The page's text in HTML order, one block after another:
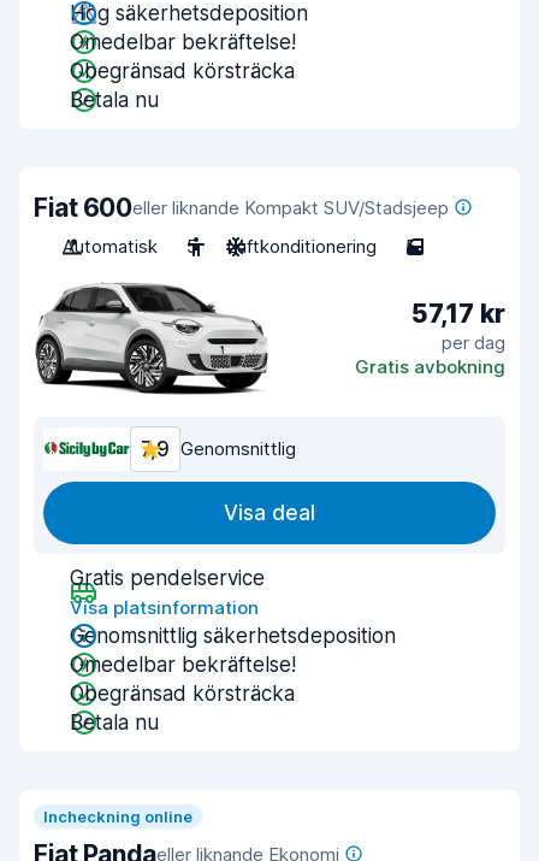
Hög säkerhetsdeposition
Omedelbar bekräftelse!
Obegränsad körsträcka
Betala nu
Fiat 600eller liknande Kompakt SUV/Stadsjeep
Automatisk
5 Luftkonditionering 5
57,17 kr
per dag
Gratis avbokning
7,9 Genomsnittlig
Visa deal
Gratis pendelservice
Visa platsinformation
Genomsnittlig säkerhetsdeposition
Omedelbar bekräftelse!
Obegränsad körsträcka
Betala nu
Incheckning online
Fiat Pandaeller liknande Ekonomi